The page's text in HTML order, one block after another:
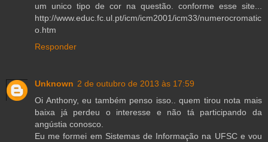
um unico tipo de cor na questão. conforme esse site...
http://www.educ.fc.ul.pt/icm/icm2001/icm33/numerocromatic
o.htm
Responder
Unknown 2 de outubro de 2013 às 17:59
Oi Anthony, eu também penso isso.. quem tirou nota mais
baixa já perdeu o interesse e não tá participando da
angústia conosco.
Eu me formei em Sistemas de Informação na UFSC e vou